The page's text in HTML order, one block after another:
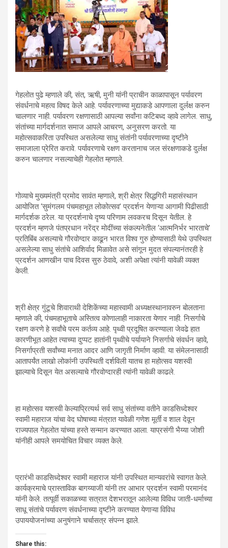
गेहलोत पुढे म्हणाले की, संत, ऋषी, मुनी यांनी प्राचीन काळापासून पर्यावरण
संवर्धनाचे महत्व विषद केले आहे. पर्यावरणाच्या मुद्याकडे आपणाला दुर्लक्ष करुन
चालणार नाही. पर्यावरण रक्षणासाठी आपल्या सर्वांना कटिबध्द व्हावे लागेल. साधु,
संतांच्या मार्गदर्शनात समाज आपले आचरण, अनुसरण करतो. या
महोत्सवाकरिता उपस्थित असलेल्या साधु संतांनी पर्यावरणाच्या दृष्टीने
समाजाला प्रेरित करावे. पर्यावरणाचे रक्षण करतानाच जल संरक्षणाकडे दुर्लक्ष
करुन चालणार नसल्याचेही गेहलोत म्हणाले.
गोव्याचे मुख्यमंत्री प्रमोद सावंत म्हणाले, श्री क्षेत्र सिद्धगिरी महासंस्थान
आयोजित ‘सुमंगलम पंचमहाभूत लोकोत्सव’ प्रदर्शन येणाऱ्या आगामी पिढीसाठी
मार्गदर्शक ठरेल. या प्रदर्शनाचे दृष्य परिणाम लवकरच दिसून येतील. हे
प्रदर्शन म्हणजे पंतप्रधान नरेंद्र मोदींच्या संकल्पनेतील ‘आत्मनिर्भर भारताचे’
प्रतिबिंब असल्याचे गौरवोग्दार काढून भारत विश्व गुरु होण्यासाठी येथे उपस्थित
असलेल्या साधु संतांचे आशिर्वाद मिळावेत असे सांगून मुदत संपल्यानंतरही हे
प्रदर्शन आणखीन पाच दिवस सुरु ठेवावे, अशी अपेक्षा त्यांनी यावेळी व्यक्त
केली.
श्री क्षेत्र गुंटूचे शिवाराथी देशिकेंच्या महास्वामी अध्यक्षस्थानावरुन बोलताना
म्हणाले की, पंचमहाभूताचे अस्तित्व कोणालाही नाकारता येणार नाही. निसर्गाचे
रक्षण करणे हे सर्वांचे परम कर्तव्य आहे. पृथ्वी प्रदूषित करण्याला जेवढे हात
कारणीभूत आहेत त्याच्या दुप्पट हातांनी पृथ्वीचे पर्यायाने निसर्गाचे संवर्धन व्हावे,
निसर्गाप्रती सर्वांच्या मनात आदर आणि जागृती निर्माण व्हावी. या संमेलनासाठी
आतापर्यंत लाखो लोकांनी उपस्थिती दर्शविली यातच हा महोत्सव यशस्वी
झाल्याचे दिसून येत असल्याचे गौरवोग्दारही त्यांनी यावेळी काढले.
हा महोत्सव यशस्वी केल्याप्रित्यर्थ सर्व साधु संतांच्या वतीने काडसिध्देश्वर
स्वामी महाराज यांचा वेद घोषाच्या मंत्रात यावेळी गणेश मूर्ती व शाल देवून
राज्यपाल गेहलोत यांच्या हस्ते सन्मान करण्यात आला. याप्रसंगी भैय्या जोशी
यांनीही आपले समयोचित विचार व्यक्त केले.
प्रारंभी काडसिध्देश्वर स्वामी महाराज यांनी उपस्थित मान्यवरांचे स्वागत केले.
कार्यक्रमाचे प्रास्ताविक बागय्याजी यांनी तर आभार प्रदर्शन स्वामी परमानंद
यांनी केले. तत्पूर्वी सकाळच्या सत्रात देशभरातून आलेल्या विविध जाती-धर्माच्या
साधू संतांचे पर्यावरण संवर्धनाच्या दृष्टीने करण्यात येणाऱ्या विविध
उपाययोजनांच्या अनुषंगाने चर्चासत्र संपन्न झाले.
Share this: